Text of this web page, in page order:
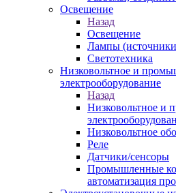
Освещение
Назад
Освещение
Лампы (источники
Светотехника
Низковольтное и
электрооборудование
Назад
Низковольтное и
Низковольтное
Реле
Датчики/сенсоры
Промышленные
автоматизация